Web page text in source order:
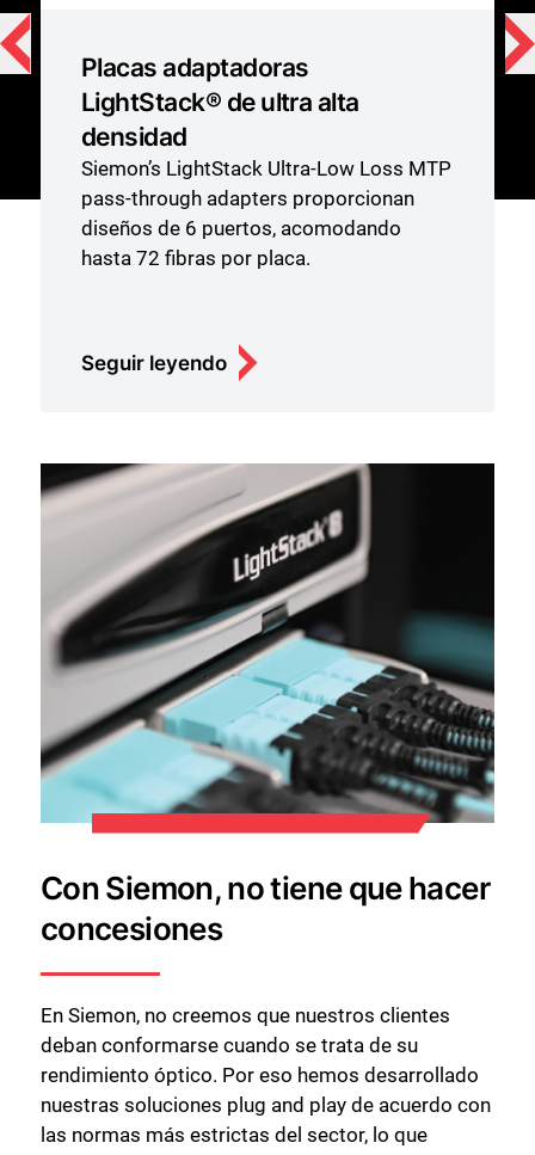
Armarios LightStack® de ultra
alta densidad
SiemonLightStack Fiber Enclosure ofrece
conectividad de fibra de altísima
densidad, con capacidad para hasta 144
fibras por unidad de rack.
Seguir leyendo
Con Siemon, no tiene que hacer
concesiones
En Siemon, no creemos que nuestros clientes
deban conformarse cuando se trata de su
rendimiento óptico. Por eso hemos desarrollado
nuestras soluciones plug and play de acuerdo con
las normas más estrictas del sector, lo que